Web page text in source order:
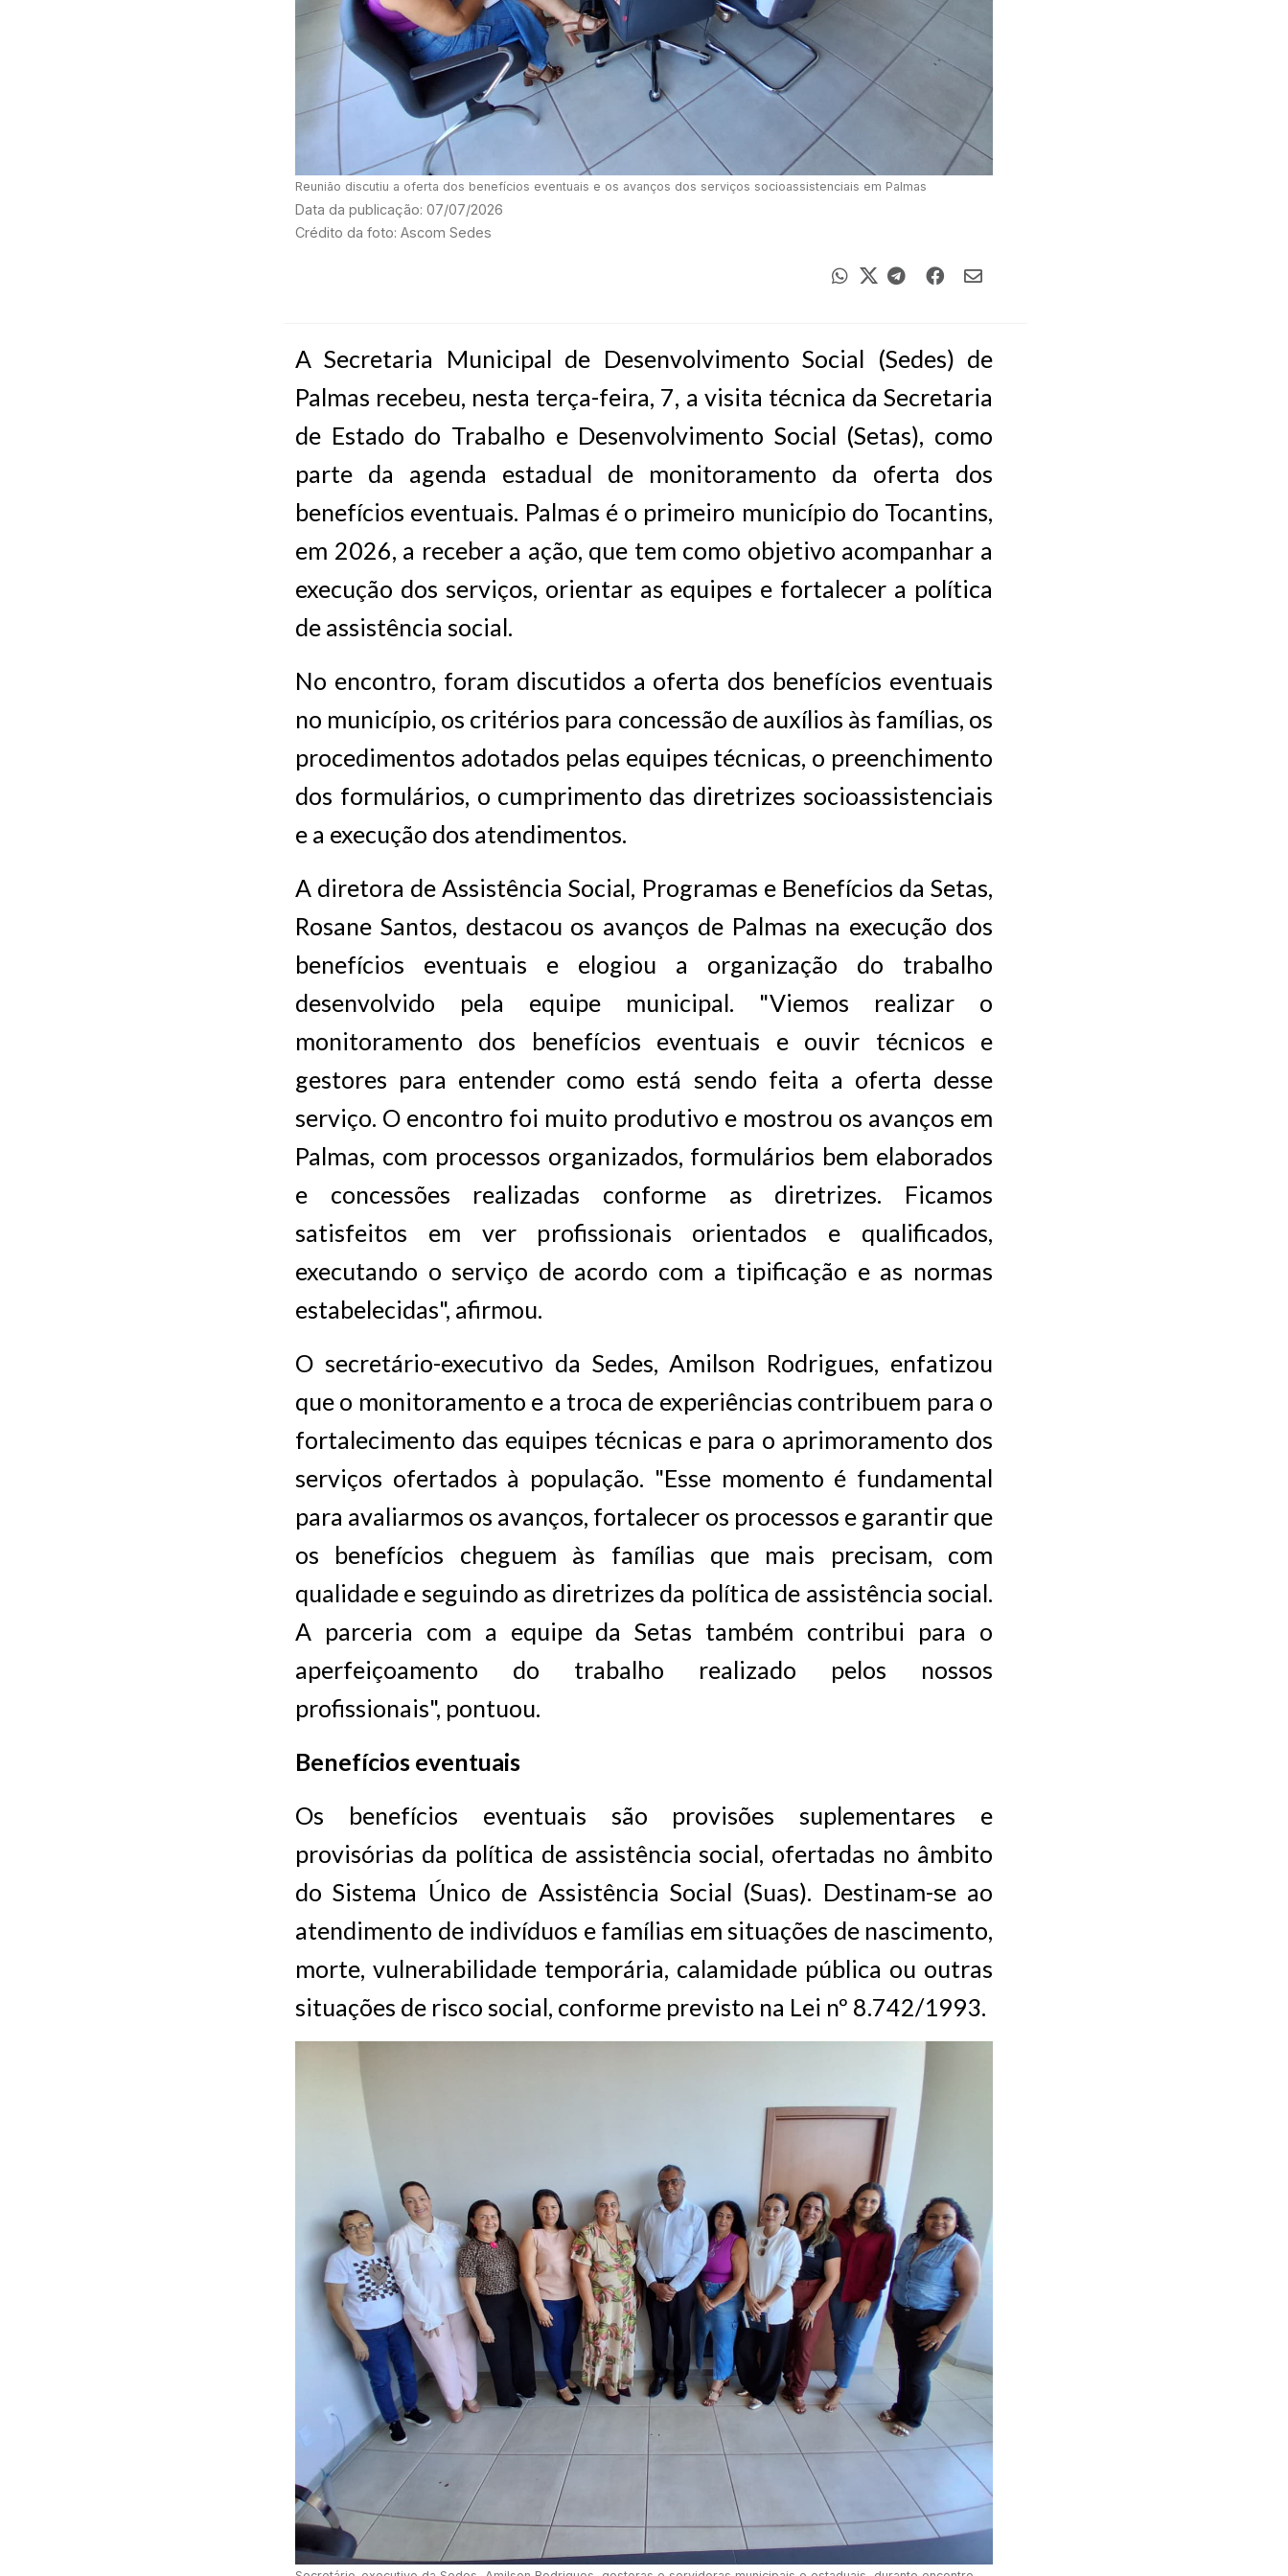
Reunião discutiu a oferta dos benefícios eventuais e os avanços dos serviços socioassistenciais em Palmas
Data da publicação: 07/07/2026
Crédito da foto: Ascom Sedes
A Secretaria Municipal de Desenvolvimento Social (Sedes) de
Palmas recebeu, nesta terça-feira, 7, a visita técnica da Secretaria
de Estado do Trabalho e Desenvolvimento Social (Setas), como
parte da agenda estadual de monitoramento da oferta dos
benefícios eventuais. Palmas é o primeiro município do Tocantins,
em 2026, a receber a ação, que tem como objetivo acompanhar a
execução dos serviços, orientar as equipes e fortalecer a política
de assistência social.
No encontro, foram discutidos a oferta dos benefícios eventuais
no município, os critérios para concessão de auxílios às famílias, os
procedimentos adotados pelas equipes técnicas, o preenchimento
dos formulários, o cumprimento das diretrizes socioassistenciais
e a execução dos atendimentos.
A diretora de Assistência Social, Programas e Benefícios da Setas,
Rosane Santos, destacou os avanços de Palmas na execução dos
benefícios eventuais e elogiou a organização do trabalho
desenvolvido pela equipe municipal. "Viemos realizar o
monitoramento dos benefícios eventuais e ouvir técnicos e
gestores para entender como está sendo feita a oferta desse
serviço. O encontro foi muito produtivo e mostrou os avanços em
Palmas, com processos organizados, formulários bem elaborados
e concessões realizadas conforme as diretrizes. Ficamos
satisfeitos em ver profissionais orientados e qualificados,
executando o serviço de acordo com a tipificação e as normas
estabelecidas", afirmou.
O secretário-executivo da Sedes, Amilson Rodrigues, enfatizou
que o monitoramento e a troca de experiências contribuem para o
fortalecimento das equipes técnicas e para o aprimoramento dos
serviços ofertados à população. "Esse momento é fundamental
para avaliarmos os avanços, fortalecer os processos e garantir que
os benefícios cheguem às famílias que mais precisam, com
qualidade e seguindo as diretrizes da política de assistência social.
A parceria com a equipe da Setas também contribui para o
aperfeiçoamento do trabalho realizado pelos nossos
profissionais", pontuou.
Benefícios eventuais
Os benefícios eventuais são provisões suplementares e
provisórias da política de assistência social, ofertadas no âmbito
do Sistema Único de Assistência Social (Suas). Destinam-se ao
atendimento de indivíduos e famílias em situações de nascimento,
morte, vulnerabilidade temporária, calamidade pública ou outras
situações de risco social, conforme previsto na Lei nº 8.742/1993.